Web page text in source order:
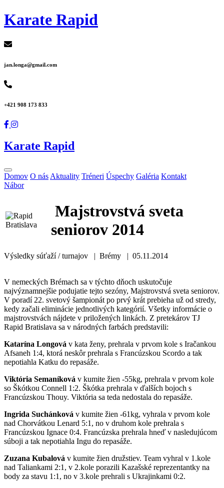
Karate Rapid
jan.longa@gmail.com
+421 908 173 833
Karate Rapid
Domov O nás Aktuality Tréneri Úspechy Galéria Kontakt
Nábor
Majstrovstvá sveta
seniorov 2014
Výsledky súťaží / turnajov | Brémy | 05.11.2014
V nemeckých Brémach sa v týchto dňoch uskutočuje
najvýznamnejšie podujatie tejto sezóny, Majstrovstvá sveta seniorov.
V poradí 22. svetový šampionát po prvý krát prebieha už od stredy,
kedy začali eliminácie jednotlivých kategórií. Všetky informácie o
majstrovstvách nájdete v priložených linkách. Z pretekárov TJ
Rapid Bratislava sa v národných farbách predstavili:
Katarína Longová v kata ženy, prehrala v prvom kole s Iračankou
Afsaneh 1:4, ktorá neskôr prehrala s Francúzskou Scordo a tak
nepotiahla Katku do repasáže.
Viktória Semaníková v kumite žien -55kg, prehrala v prvom kole
so Škótkou Connell 1:2. Škótka prehrala v ďalších bojoch s
Francúzskou Thouy. Viktória sa teda nedostala do repasáže.
Ingrida Suchánková v kumite žien -61kg, vyhrala v prvom kole
nad Chorvátkou Lenard 5:1, no v druhom kole prehrala s
Francúzskou Ignace 0:4. Francúzska prehrala hneď v nasledujúcom
súboji a tak nepotiahla Ingu do repasáže.
Zuzana Kubalová v kumite žien družstiev. Team vyhral v 1.kole
nad Taliankami 2:1, v 2.kole porazili Kazašské reprezentantky na
body za stavu 1:1, no v 3.kole prehrali s Ukrajinkami 0:2.